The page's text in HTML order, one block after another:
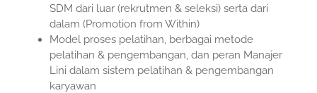
SDM dari luar (rekrutmen & seleksi) serta dari
dalam (Promotion from Within)
Model proses pelatihan, berbagai metode
pelatihan & pengembangan, dan peran Manajer
Lini dalam sistem pelatihan & pengembangan
karyawan